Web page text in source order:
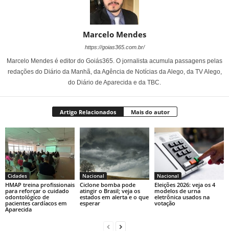
Marcelo Mendes
https://goias365.com.br/
Marcelo Mendes é editor do Goiás365. O jornalista acumula passagens pelas
redações do Diário da Manhã, da Agência de Notícias da Alego, da TV Alego,
do Diário de Aparecida e da TBC.
Artigo Relacionados Mais do autor
Cidades
HMAP treina profissionais
para reforçar o cuidado
odontológico de
pacientes cardíacos em
Aparecida
Nacional
Ciclone bomba pode
atingir o Brasil; veja os
estados em alerta e o que
esperar
Nacional
Eleições 2026: veja os 4
modelos de urna
eletrônica usados na
votação